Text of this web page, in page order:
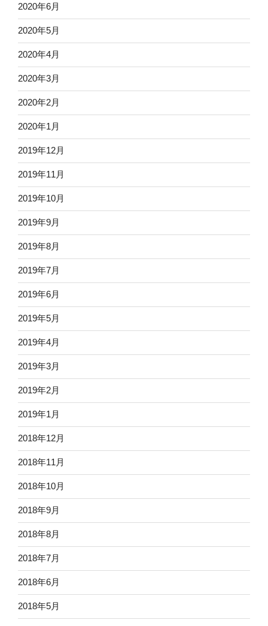
2020年6月
2020年5月
2020年4月
2020年3月
2020年2月
2020年1月
2019年12月
2019年11月
2019年10月
2019年9月
2019年8月
2019年7月
2019年6月
2019年5月
2019年4月
2019年3月
2019年2月
2019年1月
2018年12月
2018年11月
2018年10月
2018年9月
2018年8月
2018年7月
2018年6月
2018年5月